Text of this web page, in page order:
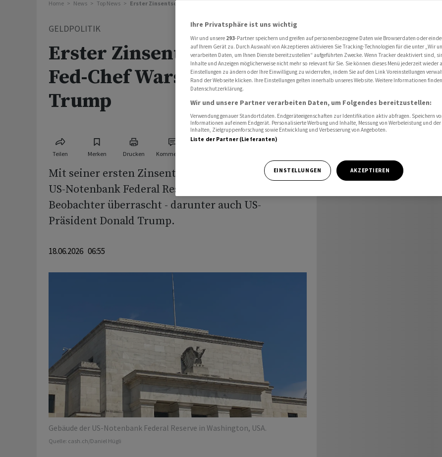
Home News Top News Erster Zinsentscheid unter Fed-Chef Warsh verärgert Trump
GELDPOLITIK
Erster Zinsentscheid unter
Fed-Chef Warsh verärgert
Trump
Teilen Merken Drucken Kommentare
Mit seiner ersten Zinsentscheidung als Chef der
US-Notenbank Federal Reserve hat Kevin Warsh
Beobachter überrascht - darunter auch US-
Präsident Donald Trump.
18.06.2026 06:55
Gebäude der US-Notenbank Federal Reserve in Washington, USA.
Quelle: cash.ch/Daniel Hügli
Ihre Privatsphäre ist uns wichtig
Wir und unsere 293-Partner speichern und greifen auf personenbezogene Daten wie Browserdaten oder
auf Ihrem Gerät zu. Durch Auswahl von Akzeptieren aktivieren Sie Tracking-Technologien für die unter „Wir
verarbeiten Daten, um Ihnen Dienste bereitzustellen“ aufgeführten Zwecke. Wenn Tracker deaktiviert sind,
Inhalte und Anzeigen möglicherweise nicht mehr so relevant für Sie. Sie können dieses Menü jederzeit wieder
Einstellungen zu ändern oder Ihre Einwilligung zu widerrufen, indem Sie auf den Link Voreinstellungen
Rand der Webseite klicken. Ihre Einstellungen gelten innerhalb unseres Website. Weitere Informationen
Datenschutzerklärung.
Wir und unsere Partner verarbeiten Daten, um Folgendes bereitzustellen:
Verwendung genauer Standortdaten. Endgeräteeigenschaften zur Identifikation aktiv abfragen. Speichern
Informationen auf einem Endgerät. Personalisierte Werbung und Inhalte, Messung von Werbeleistung und der
Inhalten, Zielgruppenforschung sowie Entwicklung und Verbesserung von Angeboten.
Liste der Partner (Lieferanten)
EINSTELLUNGEN AKZEPTIEREN